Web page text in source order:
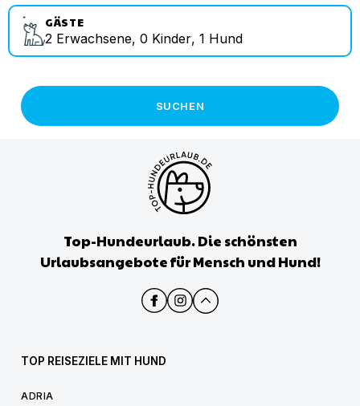
GÄSTE
2 Erwachsene, 0 Kinder, 1 Hund
SUCHEN
Top-Hundeurlaub. Die schönsten
Urlaubsangebote für Mensch und Hund!
TOP REISEZIELE MIT HUND
ADRIA